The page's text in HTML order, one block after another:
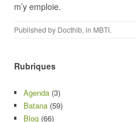
m’y emploie.
Published by Docthib, in MBTI.
Rubriques
Agenda (3)
Batana (59)
Blog (66)